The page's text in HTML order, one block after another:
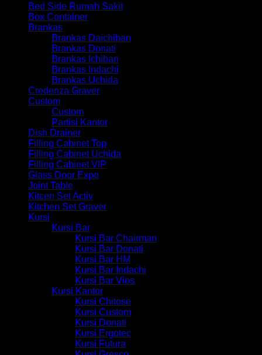
Bed Side Rumah Sakit
Box Container
Brankas
Brankas Daichiban
Brankas Donati
Brankas Ichiban
Brankas Indachi
Brankas Uchida
Credenza Graver
Custom
Custom
Partisi Kantor
Dish Drainer
Filling Cabinet Top
Filling Cabinet Uchida
Filling Cabinet VIP
Glass Door Expo
Joint Table
Kitcen Set Activ
Kitchen Set Graver
Kursi
Kursi Bar
Kursi Bar Chairman
Kursi Bar Donati
Kursi Bar HM
Kursi Bar Indachi
Kursi Bar Vios
Kursi Kantor
Kursi Chitose
Kursi Custom
Kursi Donati
Kursi Ergotec
Kursi Futura